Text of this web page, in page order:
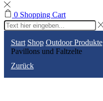
0 Shopping Cart
Search
input
Start Shop Outdoor Produkte
Pavillons und Faltzelte
Zurück